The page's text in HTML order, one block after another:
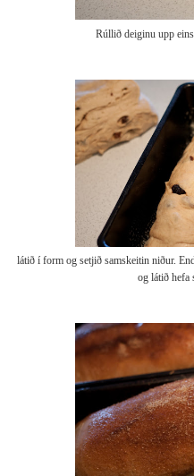
Rúllið deiginu upp
látið í form og setjið samskeitin niður.
og látið hefa